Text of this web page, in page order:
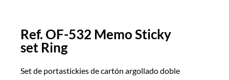
Ref. OF-532 Memo Sticky
set Ring
Set de portastickies de cartón argollado doble